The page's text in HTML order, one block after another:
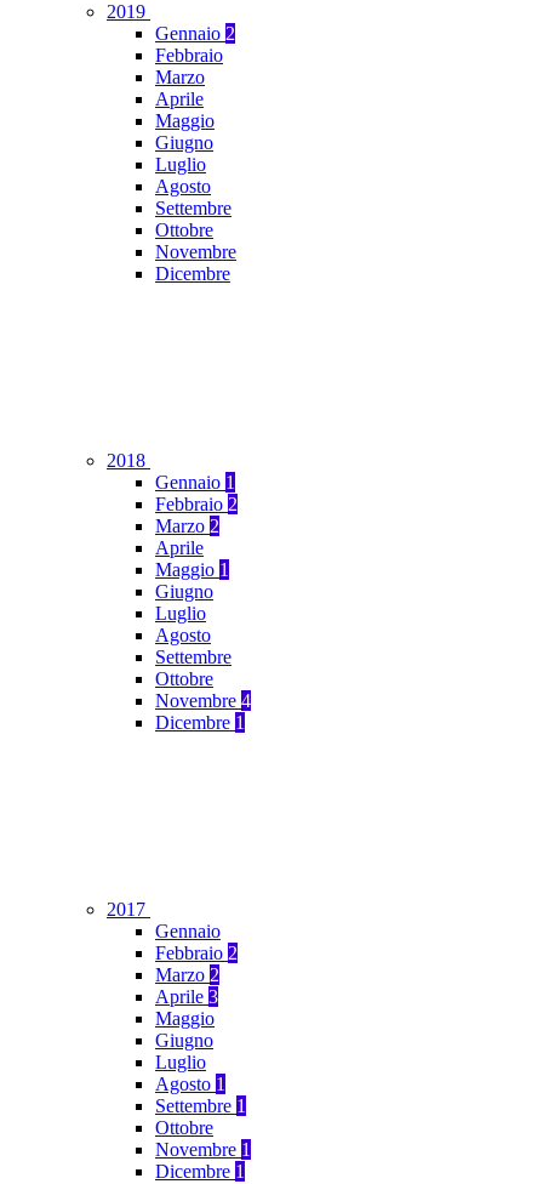
2019
Gennaio 2
Febbraio
Marzo
Aprile
Maggio
Giugno
Luglio
Agosto
Settembre
Ottobre
Novembre
Dicembre
2018
Gennaio 1
Febbraio 2
Marzo 2
Aprile
Maggio 1
Giugno
Luglio
Agosto
Settembre
Ottobre
Novembre 4
Dicembre 1
2017
Gennaio
Febbraio 2
Marzo 2
Aprile 3
Maggio
Giugno
Luglio
Agosto 1
Settembre 1
Ottobre
Novembre 1
Dicembre 1